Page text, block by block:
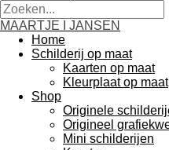
MAARTJE I JANSEN
Home
Schilderij op maat
Kaarten op maat
Kleurplaat op maat
Shop
Originele
Origineel
Mini schilderijen